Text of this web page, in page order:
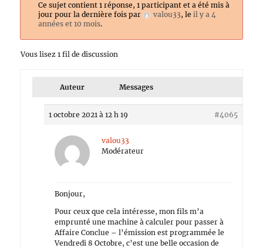
Ce sujet contient 1 réponse, 1 participant et a été mis à
jour pour la dernière fois par
valou33, le il y a 4
années et 10 mois.
Vous lisez 1 fil de discussion
Auteur Messages
1 octobre 2021 à 12 h 19 #4065
valou33
Modérateur
Bonjour,
Pour ceux que cela intéresse, mon fils m’a
emprunté une machine à calculer pour passer à
Affaire Conclue – l’émission est programmée le
Vendredi 8 Octobre, c’est une belle occasion de